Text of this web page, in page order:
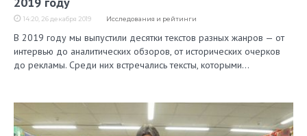
14:20, 26 декабря 2019 Исследования и рейтинги
В 2019 году мы выпустили десятки текстов разных жанров — от
интервью до аналитических обзоров, от исторических очерков
до рекламы. Среди них встречались тексты, которыми…